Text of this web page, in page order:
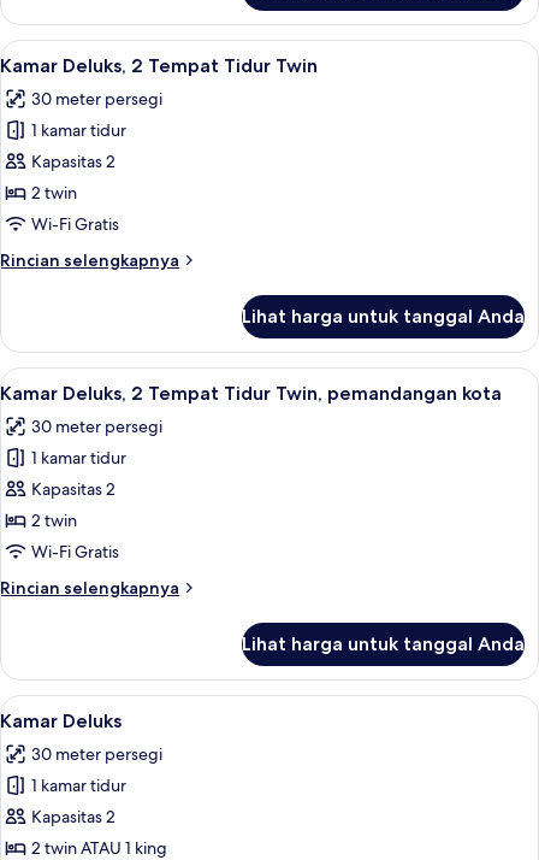
kota
Kamar
Deluks,
1
Tidur
King,
pemandangan
kota
Lihat
semua
foto
untuk
Kamar
Deluks,
2
Tidur
Minibar, brankas, meja kerja, dan
3
Kamar Deluks, 2 Tempat Tidur Twin
30 meter persegi
1 kamar tidur
Kapasitas 2
2 twin
Wi-Fi Gratis
Rincian selengkapnya
Rincian
Kamar
Deluks,
2
Tidur
Twin
Lihat harga untuk tanggal Anda
Lihat
semua
foto
untuk
Kamar
Deluks,
2
Tidur
kota
Minibar, brankas, meja kerja, dan
3
Kamar Deluks, 2 Tempat Tidur Twin, pemandangan kota
30 meter persegi
1 kamar tidur
Kapasitas 2
2 twin
Wi-Fi Gratis
Rincian selengkapnya
Rincian
Kamar
Deluks,
2
Tidur
Twin,
pemandangan
kota
Lihat harga untuk tanggal Anda
Lihat
semua
foto
untuk
Kamar
Deluks
Minibar, brankas, meja kerja, dan
7
Kamar Deluks
30 meter persegi
1 kamar tidur
Kapasitas 2
2 twin ATAU 1 king